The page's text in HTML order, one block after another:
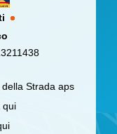
Strada aps
qui